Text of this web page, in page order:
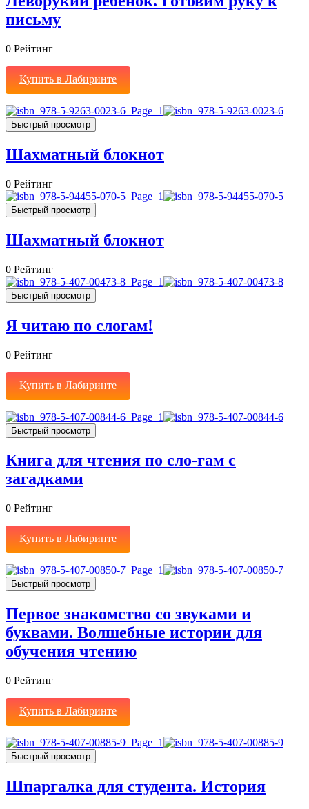
письму
0 Рейтинг
Купить в Лабиринте
Быстрый просмотр
Шахматный блокнот
0 Рейтинг
Быстрый просмотр
Шахматный блокнот
0 Рейтинг
Быстрый просмотр
Я читаю по слогам!
0 Рейтинг
Купить в Лабиринте
Быстрый просмотр
Книга для чтения по сло-гам с
загадками
0 Рейтинг
Купить в Лабиринте
Быстрый просмотр
Первое знакомство со звуками и
буквами. Волшебные истории для
обучения чтению
0 Рейтинг
Купить в Лабиринте
Быстрый просмотр
Шпаргалка для студента. История